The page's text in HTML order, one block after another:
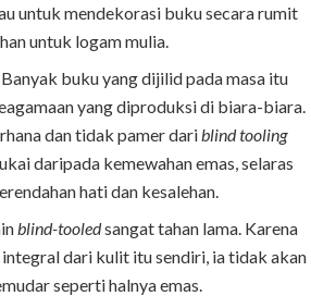
untuk mendekorasi buku secara rumit
untuk logam mulia.
Banyak buku yang dijilid pada masa itu
yang diproduksi di biara-biara.
dan tidak pamer dari blind tooling
daripada kemewahan emas, selaras
hati dan kesalehan.
blind-tooledsangat tahan lama. Karena
dari kulit itu sendiri, ia tidak akan
seperti halnya emas.